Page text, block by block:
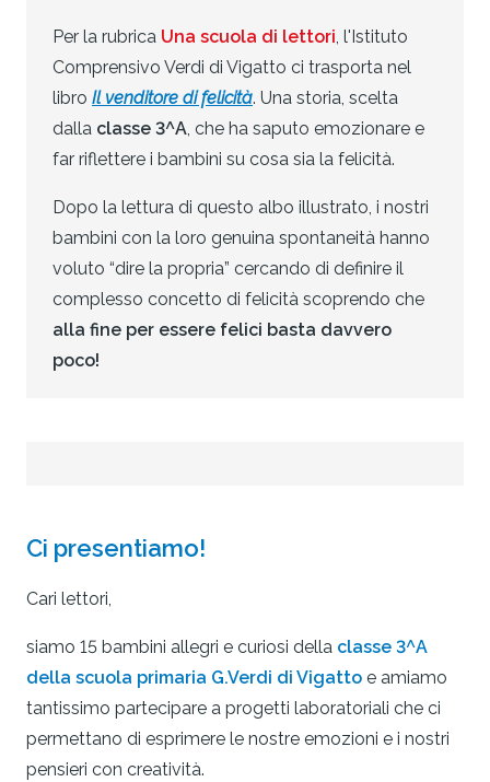
Per la rubrica Una scuola di lettori, l'Istituto
Comprensivo Verdi di Vigatto ci trasporta nel
libro Il venditore di felicità. Una storia, scelta
dalla classe 3^A, che ha saputo emozionare e
far riflettere i bambini su cosa sia la felicità.
Dopo la lettura di questo albo illustrato, i nostri
bambini con la loro genuina spontaneità hanno
voluto “dire la propria” cercando di definire il
complesso concetto di felicità scoprendo che
alla fine per essere felici basta davvero
poco!
Ci presentiamo!
Cari lettori,
siamo 15 bambini allegri e curiosi della classe 3^A
della scuola primaria G.Verdi di Vigatto e amiamo
tantissimo partecipare a progetti laboratoriali che ci
permettano di esprimere le nostre emozioni e i nostri
pensieri con creatività.